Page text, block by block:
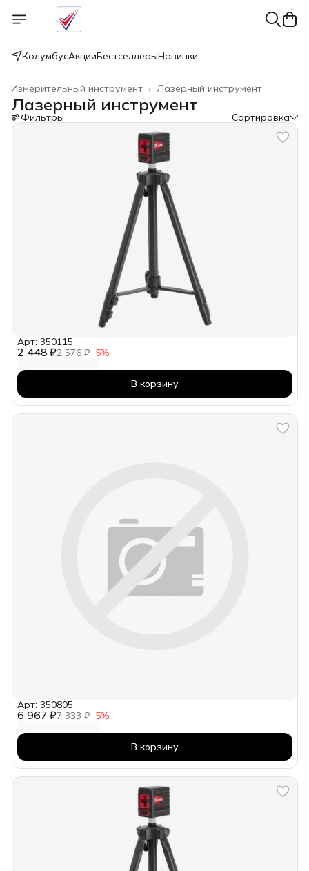
КолумбусАкцииБестселлерыНовинки
Лазерный инструмент
Измерительный инструмент ›
Главная
Лазерный инструмент
Фильтры Сортировка
2 448 ₽2 576 ₽−5%
Арт: 350115
В корзину
6 967 ₽7 333 ₽−5%
Арт: 350805
В корзину